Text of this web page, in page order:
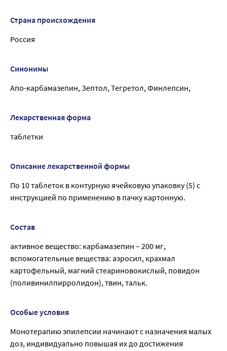
Страна происхождения
Россия
Синонимы
Апо-карбамазепин, Зептол, Тегретол, Финлепсин,
Лекарственная форма
таблетки
Описание лекарственной формы
По 10 таблеток в контурную ячейковую упаковку (5) с
инструкцией по применению в пачку картонную.
Состав
активное вещество: карбамазепин – 200 мг,
вспомогательные вещества: аэросил, крахмал
картофельный, магний стеариновокислый, повидон
(поливинилпирролидон), твин, тальк.
Особые условия
Монотерапию эпилепсии начинают с назначения малых
доз, индивидуально повышая их до достижения